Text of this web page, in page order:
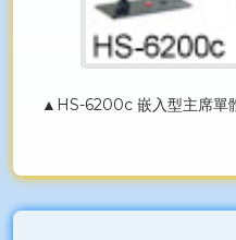
▲HS-6200c 嵌入型主席單